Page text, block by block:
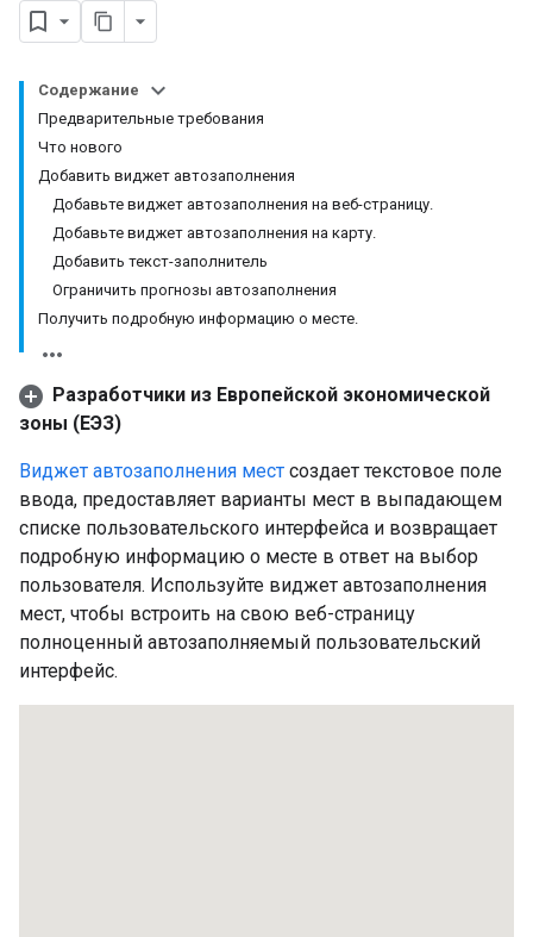
Содержание
Предварительные требования
Что нового
Добавить виджет автозаполнения
Добавьте виджет автозаполнения на веб-страницу.
Добавьте виджет автозаполнения на карту.
Добавить текст-заполнитель
Ограничить прогнозы автозаполнения
Получить подробную информацию о месте.
Разработчики из Европейской экономической
зоны (ЕЭЗ)
Виджет автозаполнения мест создает текстовое поле
ввода, предоставляет варианты мест в выпадающем
списке пользовательского интерфейса и возвращает
подробную информацию о месте в ответ на выбор
пользователя. Используйте виджет автозаполнения
мест, чтобы встроить на свою веб-страницу
полноценный автозаполняемый пользовательский
интерфейс.